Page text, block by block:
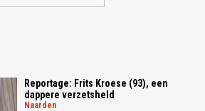
Reportage: Frits Kroese (93), een
dappere verzetsheld
naarden